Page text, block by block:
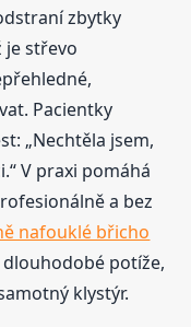
zbytky
je střevo
Pacientky
„Nechtěla jsem,
V praxi pomáhá
a bez
nafouklé břicho
potíže,
klystýr.